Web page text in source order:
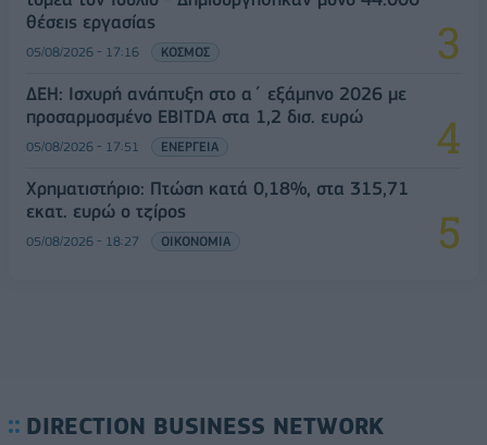
θέσεις εργασίας
05/08/2026 - 17:16 ΚΟΣΜΟΣ
ΔΕΗ: Ισχυρή ανάπτυξη στο α΄ εξάμηνο 2026 με
προσαρμοσμένο EBITDA στα 1,2 δισ. ευρώ
05/08/2026 - 17:51 ΕΝΕΡΓΕΙΑ
Χρηματιστήριο: Πτώση κατά 0,18%, στα 315,71
εκατ. ευρώ ο τζίρος
05/08/2026 - 18:27 ΟΙΚΟΝΟΜΙΑ
DIRECTION BUSINESS NETWORK